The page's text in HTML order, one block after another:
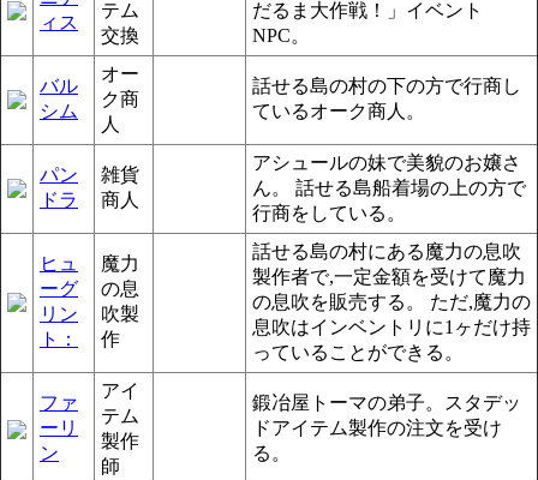
ィス
テム
交換
だるま大作戦！」イベント
NPC。
バル
シム
オー
ク商
人
話せる島の村の下の方で行商し
ているオーク商人。
パン
ドラ
雑貨
商人
アシュールの妹で美貌のお嬢さ
ん。 話せる島船着場の上の方で
行商をしている。
ヒュ
ーグ
リン
ト：
魔力
の息
吹製
作
話せる島の村にある魔力の息吹
製作者で,一定金額を受けて魔力
の息吹を販売する。 ただ,魔力の
息吹はインベントリに1ヶだけ持
っていることができる。
ファ
ーリ
ン
アイ
テム
製作
師
鍛冶屋トーマの弟子。スタデッ
ドアイテム製作の注文を受け
る。